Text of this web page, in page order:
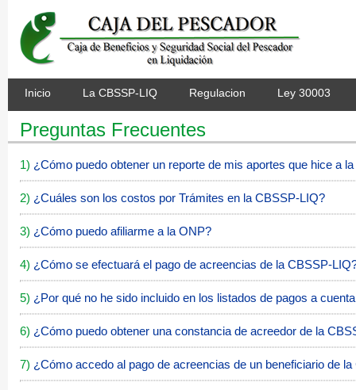
Inicio La CBSSP-LIQ Regulacion Ley 30003
Preguntas Frecuentes
1) ¿Cómo puedo obtener un reporte de mis aportes que hice a
2) ¿Cuáles son los costos por Trámites en la CBSSP-LIQ?
3) ¿Cómo puedo afiliarme a la ONP?
4) ¿Cómo se efectuará el pago de acreencias de la CBSSP-
5) ¿Por qué no he sido incluido en los listados de pagos a
6) ¿Cómo puedo obtener una constancia de acreedor de la
7) ¿Cómo accedo al pago de acreencias de un beneficiario de